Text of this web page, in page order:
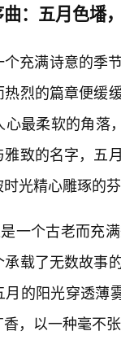
：五月色墦
充满诗意的季
烈的篇章便缓
心最柔软的角
致的名字，五
光精心雕琢的芬
是一个古老而充
载了无数故事
的阳光穿透薄
，以一种毫不张